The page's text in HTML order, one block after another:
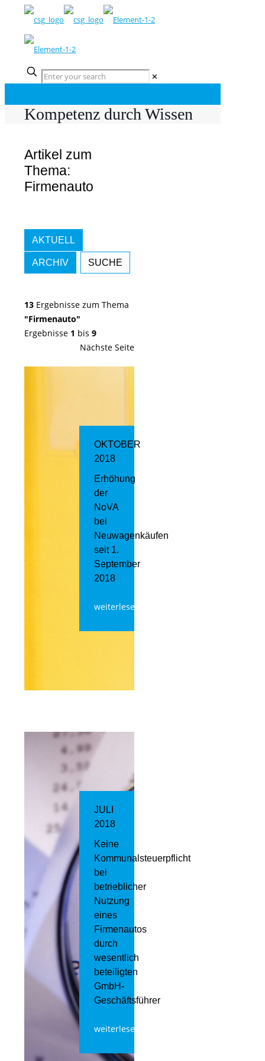
✕
Kompetenz durch Wissen
Artikel zum
Thema:
Firmenauto
AKTUELL
ARCHIV SUCHE
13 Ergebnisse zum Thema
"Firmenauto"
Ergebnisse 1 bis 9
Nächste Seite
OKTOBER
2018
Erhöhung
der
NoVA
bei
Neuwagenkäufen
seit 1.
September
2018
weiterlesen
JULI
2018
Keine
Kommunalsteuerpflicht
bei
betrieblicher
Nutzung
eines
Firmenautos
durch
wesentlich
beteiligten
GmbH-
Geschäftsführer
weiterlesen